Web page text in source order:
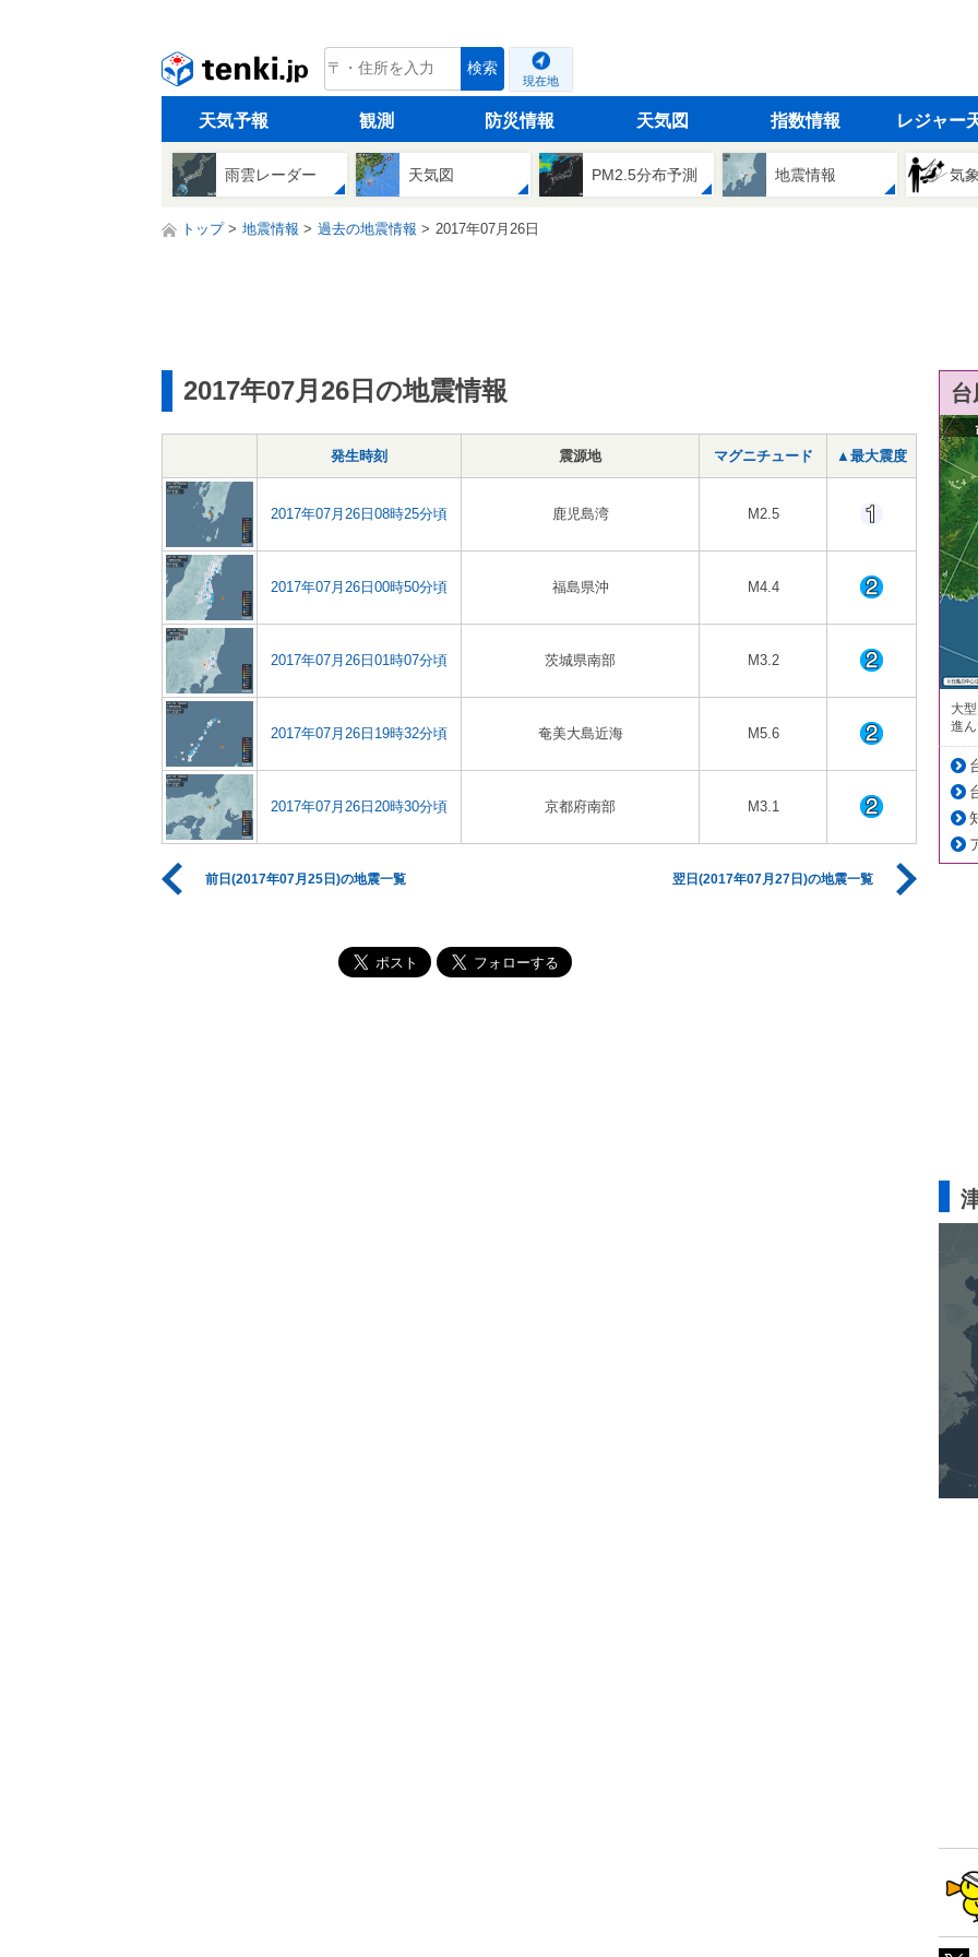
tenki.jp 検索
現在地
天気予報 観測 防災情報 天気図 指数情報 レジャー
雨雲レーダー 天気図 PM2.5分布予測 地震情報 気
トップ 地震情報 過去の地震情報 2017年07月26日
2017年07月26日の地震情報
発生時刻 震源地 マグニチュード ▲最大震度
2017年07月26日08時25分頃 鹿児島湾 M2.5
2017年07月26日00時50分頃 福島県沖 M4.4
2017年07月26日01時07分頃 茨城県南部 M3.2
2017年07月26日19時32分頃 奄美大島近海 M5.6
2017年07月26日20時30分頃 京都府南部 M3.1
前日(2017年07月25日)の地震一覧 翌日(2017年07月27日)の地震一覧
大
進